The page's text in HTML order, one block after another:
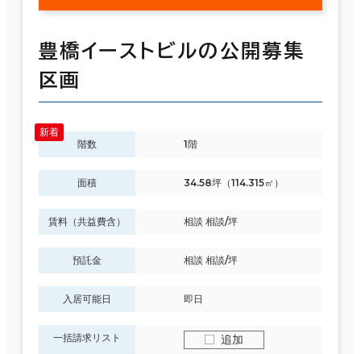
豊橋イーストビルの公開募集
区画
階数 1階
面積 34.58坪（114.315㎡）
賃料（共益費含） 相談 相談/坪
預託金 相談 相談/坪
入居可能日 即日
一括請求リスト 追加